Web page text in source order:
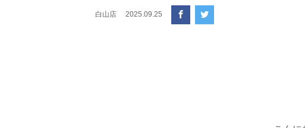
白山店 2025.09.25